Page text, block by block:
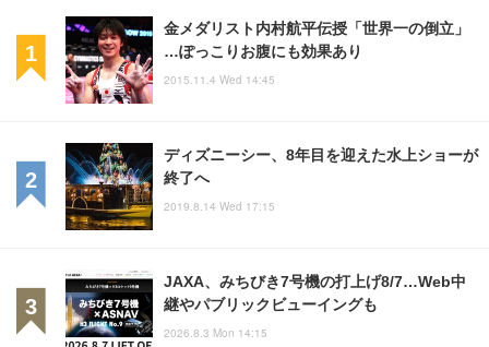
金メダリスト内村航平伝授「世界一の倒立」
…ぽっこりお腹にも効果あり
2015.11.4 Wed 14:45
ディズニーシー、8年目を迎えた水上ショーが
終了へ
2019.8.14 Wed 17:15
JAXA、みちびき7号機の打上げ8/7…Web中
継やパブリックビューイングも
2026.8.3 Mon 14:15